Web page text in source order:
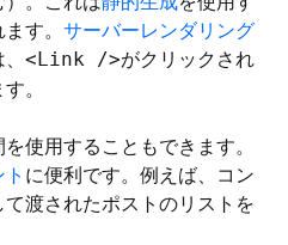
す。 サーバーレンダリング
<Link />がクリックされ
。
使用することもできます。
に便利です。例えば、コン
渡されたポストのリストを